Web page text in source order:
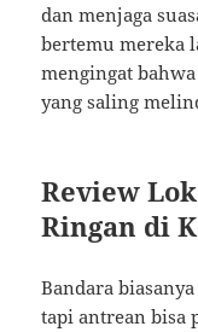
dan menjaga
bertemu mereka
mengingat
yang saling
Review
Ringan di
Bandara
tapi antrean bisa